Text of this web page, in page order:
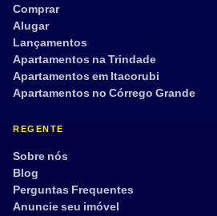
Comprar
Alugar
Lançamentos
Apartamentos na Trindade
Apartamentos em Itacorubi
Apartamentos no Córrego Grande
REGENTE
Sobre nós
Blog
Perguntas Frequentes
Anuncie seu imóvel